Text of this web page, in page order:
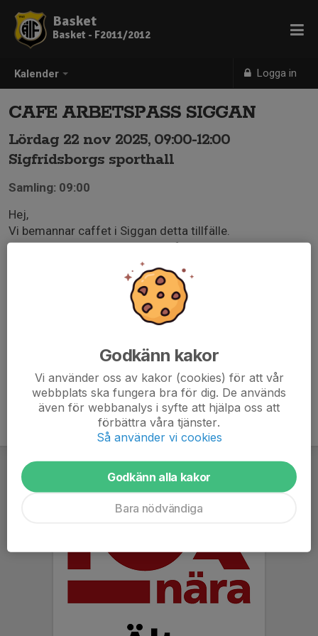
Kalender Logga in
Basket
Basket - F2011/2012
CAFE ARBETSPASS SIGGAN
Lördag 22 nov 2025, 09:00-12:00
Sigfridsborgs sporthall
Samling: 09:00
Hej,
Vi bemannar caffet i Siggan detta tillfälle.
Du kommer antingen bemanna förmiddag eller
Ta gärna med hembakat, men övrigt mat och dryck ska
finnas på plats. Kom ihåg att hämta och lämna nyckel
Godkänn kakor
Vi använder oss av kakor (cookies) för att vår
webbplats ska fungera bra för dig. De används
även för webbanalys i syfte att hjälpa oss att
förbättra våra tjänster.
Så använder vi cookies
Godkänn alla kakor
Bara nödvändiga